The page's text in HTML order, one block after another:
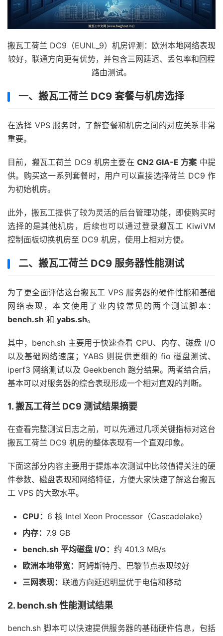
搬瓦工荷兰 DC9（EUNL_9）机房评测：欧洲本地网络表现
较好，联通方向更有优势，并包含三网延迟、丢包率和回程
路由测试。
一、搬瓦工荷兰 DC9 套餐与机房选择
在选择 VPS 服务时，了解套餐和机房之间的对应关系非常
重要。
目前，搬瓦工荷兰 DC9 机房主要在 CN2 GIA-E 方案 中提
供。购买这一系列套餐时，用户可以直接选择荷兰 DC9 作
为初始机房。
此外，搬瓦工提供了较为灵活的后台管理功能，即使购买时
选择的是其他机房，后续也可以通过登录搬瓦工 KiwiVM
控制面板切换机房至 DC9 机房，使用上相对方便。
二、搬瓦工荷兰 DC9 服务器性能测试
为了更全面评估这台搬瓦工 VPS 服务器的硬件性能和基础
网络表现，本文使用了业内较常见的两个测试脚本：
bench.sh 和 yabs.sh。
其中，bench.sh 主要用于快速查看 CPU、内存、磁盘 I/O
以及基础网络速度；YABS 则提供更细的 fio 磁盘测试、
iperf3 网络测试以及 Geekbench 跑分结果。两者结合后，
基本可以对服务器的综合表现形成一个相对直观的判断。
1. 搬瓦工荷兰 DC9 测试结果摘要
在查看完整测试日志之前，可以先通过几项关键指标对这台
搬瓦工荷兰 DC9 机房的整体表现有一个直观印象。
下面这部分内容主要用于提炼本次测试中比较值得关注的硬
件参数、磁盘表现和网络特征，方便大家快速了解这台搬瓦
工 VPS 的大致水平。
CPU： 6 核 Intel Xeon Processor（Cascadelake）
内存： 7.9 GB
bench.sh 平均磁盘 I/O： 约 401.3 MB/s
欧洲本地带宽： 阿姆斯特丹、巴黎节点表现较好
三网表现： 联通方向延迟明显优于电信和移动
2. bench.sh 性能测试结果
bench.sh 脚本可以快速提供服务器的基础硬件信息，包括